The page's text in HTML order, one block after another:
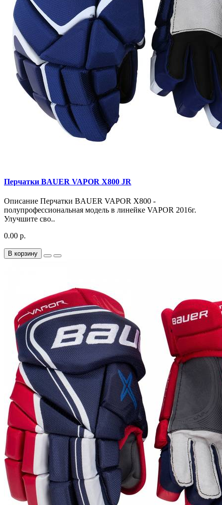
Перчатки BAUER VAPOR X800 JR
Описание Перчатки BAUER VAPOR X800 -
полупрофессиональная модель в линейке VAPOR 2016г.
Улучшите сво..
0.00 р.
В корзину